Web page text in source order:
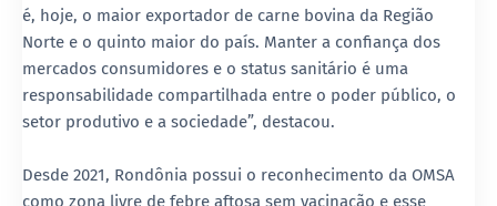
é, hoje, o maior exportador de carne bovina da Região
Norte e o quinto maior do país. Manter a confiança dos
mercados consumidores e o status sanitário é uma
responsabilidade compartilhada entre o poder público, o
setor produtivo e a sociedade”, destacou.
Desde 2021, Rondônia possui o reconhecimento da OMSA
como zona livre de febre aftosa sem vacinação e esse